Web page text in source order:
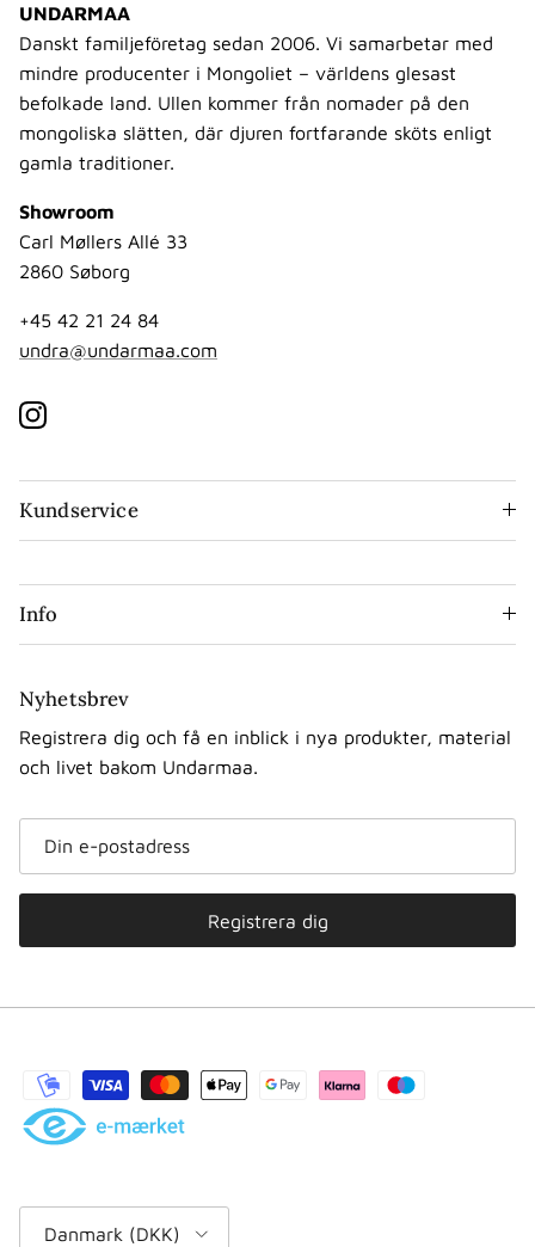
UNDARMAA
Danskt familjeföretag sedan 2006. Vi samarbetar med
mindre producenter i Mongoliet – världens glesast
befolkade land. Ullen kommer från nomader på den
mongoliska slätten, där djuren fortfarande sköts enligt
gamla traditioner.
Showroom
Carl Møllers Allé 33
2860 Søborg
+45 42 21 24 84
undra@undarmaa.com
Instagram
Kundservice
Info
Nyhetsbrev
Registrera dig och få en inblick i nya produkter, material
och livet bakom Undarmaa.
Registrera dig
Danmark (DKK)